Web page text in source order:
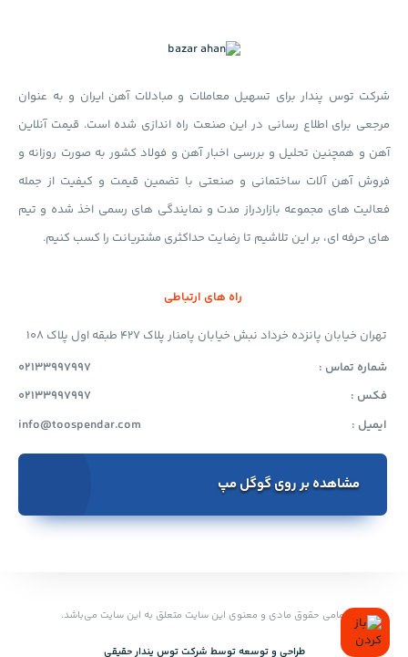
شرکت توس پندار برای تسهیل معاملات و مبادلات آهن ایران و به عنوان
مرجعی برای اطلاع رسانی در این صنعت راه اندازی شده است. قیمت آنلاین
آهن و همچنین تحلیل و بررسی اخبار آهن و فولاد کشور به صورت روزانه و
فروش آهن آلات ساختمانی و صنعتی با تضمین قیمت و کیفیت از جمله
فعالیت های مجموعه بازاردراز مدت و نمایندگی های رسمی اخذ شده و تیم
های حرفه ای، بر این تلاشیم تا رضایت حداکثری مشتریانت را کسب کنیم.
راه های ارتباطی
تهران خیابان پانزده خرداد نبش خیابان پامنار پلاک 427 طبقه اول پلاک 108
شماره تماس :
02133997997
فکس :
02133997997
ایمیل :
info@toospendar.com
مشاهده بر روی گوگل مپ
تمامی حقوق مادی و معنوی این سایت متعلق به این سایت می‌باشد.
طراحی و توسعه توسط‌ شرکت توس پندار حقیقی